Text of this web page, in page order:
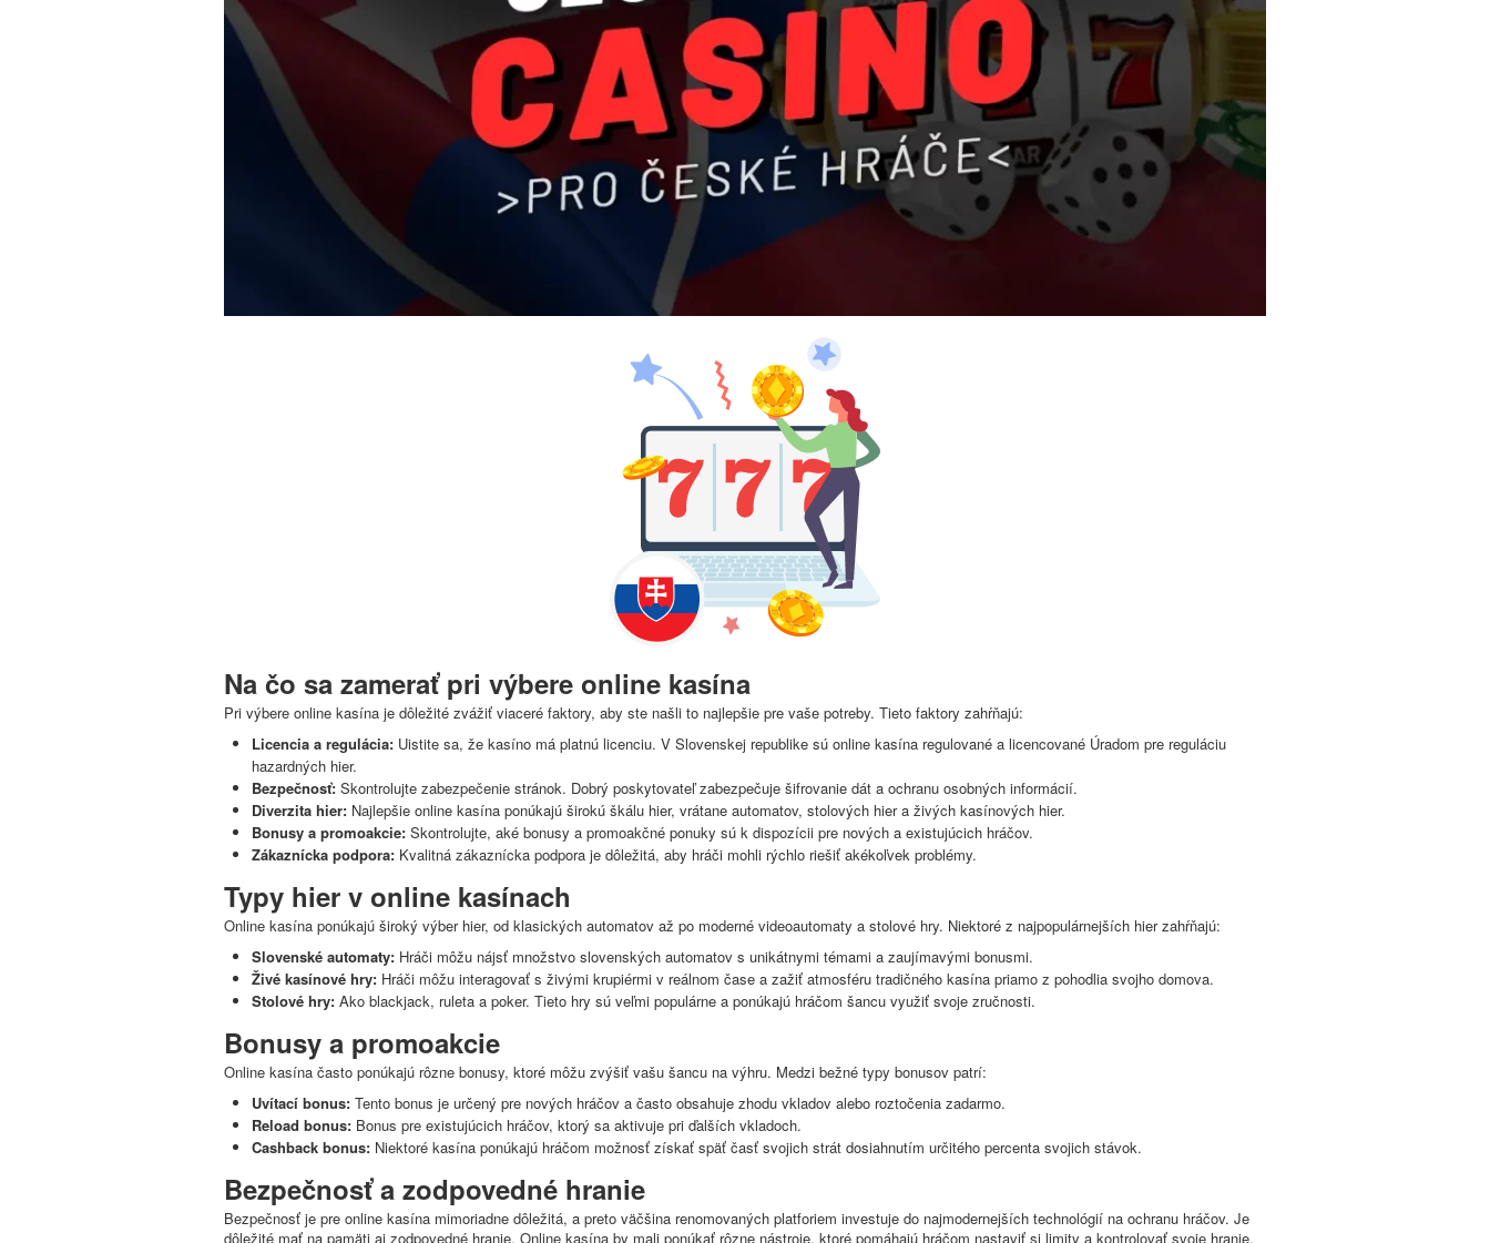
Na čo sa zamerať pri výbere online kasína
Pri výbere online kasína je dôležité zvážiť viaceré faktory, aby ste našli to najlepšie pre vaše potreby. Tieto faktory zahŕňajú:
Licencia a regulácia: Uistite sa, že kasíno má platnú licenciu. V Slovenskej republike sú online kasína regulované a licencované Úradom pre reguláciu
hazardných hier.
Bezpečnosť: Skontrolujte zabezpečenie stránok. Dobrý poskytovateľ zabezpečuje šifrovanie dát a ochranu osobných informácií.
Diverzita hier: Najlepšie online kasína ponúkajú širokú škálu hier, vrátane automatov, stolových hier a živých kasínových hier.
Bonusy a promoakcie: Skontrolujte, aké bonusy a promoakčné ponuky sú k dispozícii pre nových a existujúcich hráčov.
Zákaznícka podpora: Kvalitná zákaznícka podpora je dôležitá, aby hráči mohli rýchlo riešiť akékoľvek problémy.
Typy hier v online kasínach
Online kasína ponúkajú široký výber hier, od klasických automatov až po moderné videoautomaty a stolové hry. Niektoré z najpopulárnejších hier zahŕňajú:
Slovenské automaty: Hráči môžu nájsť množstvo slovenských automatov s unikátnymi témami a zaujímavými bonusmi.
Živé kasínové hry: Hráči môžu interagovať s živými krupiérmi v reálnom čase a zažiť atmosféru tradičného kasína priamo z pohodlia svojho domova.
Stolové hry: Ako blackjack, ruleta a poker. Tieto hry sú veľmi populárne a ponúkajú hráčom šancu využiť svoje zručnosti.
Bonusy a promoakcie
Online kasína často ponúkajú rôzne bonusy, ktoré môžu zvýšiť vašu šancu na výhru. Medzi bežné typy bonusov patrí:
Uvítací bonus: Tento bonus je určený pre nových hráčov a často obsahuje zhodu vkladov alebo roztočenia zadarmo.
Reload bonus: Bonus pre existujúcich hráčov, ktorý sa aktivuje pri ďalších vkladoch.
Cashback bonus: Niektoré kasína ponúkajú hráčom možnosť získať späť časť svojich strát dosiahnutím určitého percenta svojich stávok.
Bezpečnosť a zodpovedné hranie
Bezpečnosť je pre online kasína mimoriadne dôležitá, a preto väčšina renomovaných platforiem investuje do najmodernejších technológií na ochranu hráčov. Je
dôležité mať na pamäti aj zodpovedné hranie. Online kasína by mali ponúkať rôzne nástroje, ktoré pomáhajú hráčom nastaviť si limity a kontrolovať svoje hranie.